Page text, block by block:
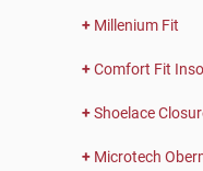
Millenium Fit
Comfort Fit
Shoelace
Microtech